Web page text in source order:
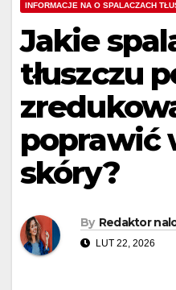
INFORMACJE NA O SPALACZACH
Jakie
tłuszczu
poprawić
skóry?
By Redaktor
LUT 22, 2026